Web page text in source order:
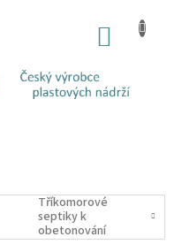
Tříkomorové
septiky k
obetonování